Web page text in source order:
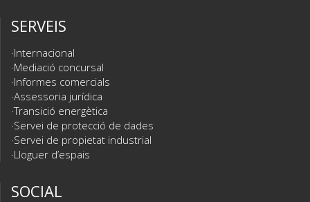
SERVEIS
Internacional
Mediació concursal
Informes comercials
Assessoria jurídica
Transició energètica
Servei de protecció de dades
Servei de propietat industrial
Lloguer d’espais
SOCIAL